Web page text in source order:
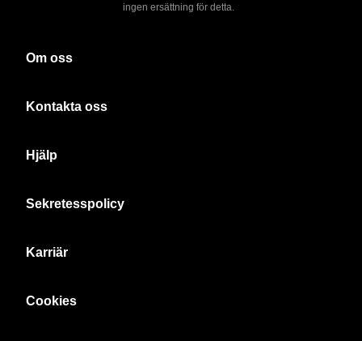
ingen ersättning för detta.
Om oss
Kontakta oss
Hjälp
Sekretesspolicy
Karriär
Cookies